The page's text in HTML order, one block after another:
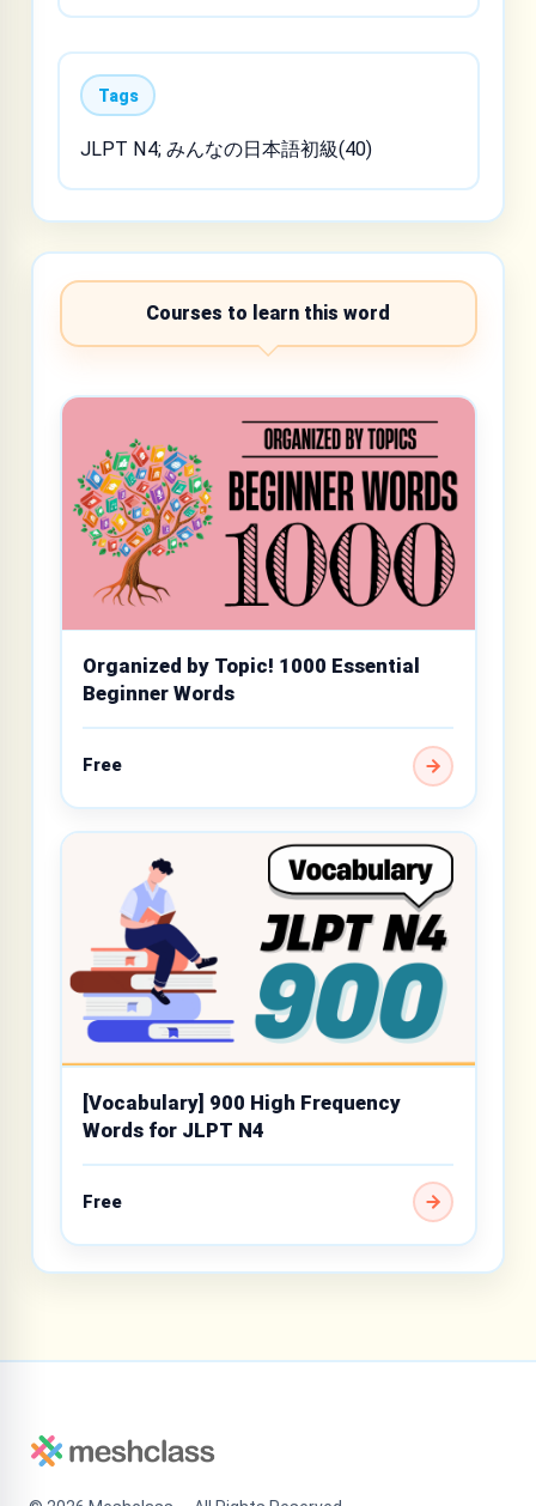
Tags
JLPT N4; みんなの日本語初級(40)
Courses to learn this word
Organized by Topic! 1000 Essential
Beginner Words
Free
[Vocabulary] 900 High Frequency
Words for JLPT N4
Free